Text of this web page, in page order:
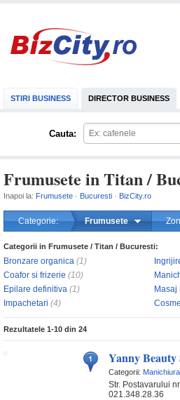
STIRI BUSINESS DIRECTOR BUSINESS
Cauta:
Frumusete in Titan /
Inapoi la: Frumusete · Bucuresti · BizCity.ro
Categorie: Frumusete
Categorii in Frumusete / Titan / Bucuresti:
Bronzare organica (1)
Coafor si frizerie (10)
Epilare definitiva (1)
Impachetari (4)
Masaj
Rezultatele 1-10 din 24
Yanny Beauty
Categorii:
Str. Postavarului
021.348.28.36